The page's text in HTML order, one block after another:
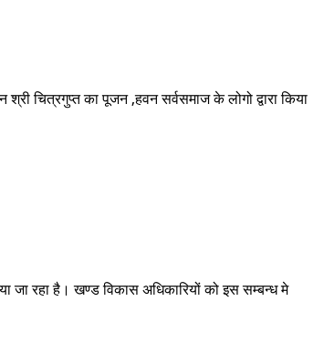
चित्रगुप्त का पूजन ,हवन सर्वसमाज के लोगो द्वारा किया
जा रहा है। खण्ड विकास अधिकारियों को इस सम्बन्ध मे